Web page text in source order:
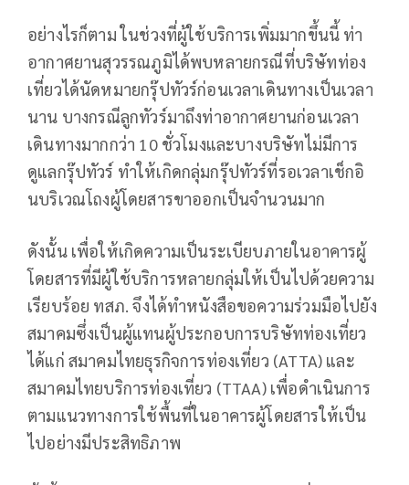
อย่างไรก็ตาม ในช่วงที่ผู้ใช้บริการเพิ่มมากขึ้นนี้ ท่า
อากาศยานสุวรรณภูมิได้พบหลายกรณีที่บริษัทท่อง
เที่ยวได้นัดหมายกรุ๊ปทัวร์ก่อนเวลาเดินทางเป็นเวลา
นาน บางกรณีลูกทัวร์มาถึงท่าอากาศยานก่อนเวลา
เดินทางมากกว่า 10 ชั่วโมงและบางบริษัทไม่มีการ
ดูแลกรุ๊ปทัวร์ ทำให้เกิดกลุ่มกรุ๊ปทัวร์ที่รอเวลาเช็กอิ
นบริเวณโถงผู้โดยสารขาออกเป็นจำนวนมาก
ดังนั้น เพื่อให้เกิดความเป็นระเบียบภายในอาคารผู้
โดยสารที่มีผู้ใช้บริการหลายกลุ่มให้เป็นไปด้วยความ
เรียบร้อย ทสภ. จึงได้ทำหนังสือขอความร่วมมือไปยัง
สมาคมซึ่งเป็นผู้แทนผู้ประกอบการบริษัทท่องเที่ยว
ได้แก่ สมาคมไทยธุรกิจการท่องเที่ยว (ATTA) และ
สมาคมไทยบริการท่องเที่ยว (TTAA) เพื่อดำเนินการ
ตามแนวทางการใช้พื้นที่ในอาคารผู้โดยสารให้เป็น
ไปอย่างมีประสิทธิภาพ